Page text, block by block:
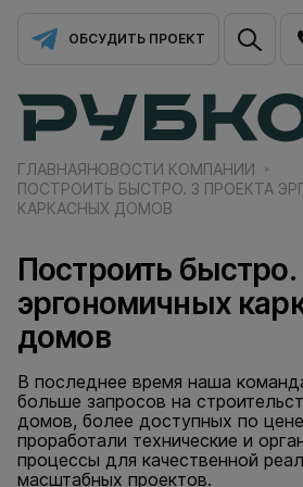
ОБСУДИТЬ ПРОЕКТ
ГЛАВНАЯНОВОСТИ КОМПАНИИ
ПОСТРОИТЬ БЫСТРО. 3 ПРОЕКТА
КАРКАСНЫХ ДОМОВ
Построить быстро.
эргономичных
домов
В последнее время наша
больше запросов на
домов, более доступных по
проработали технические и
процессы для качественной
масштабных проектов.